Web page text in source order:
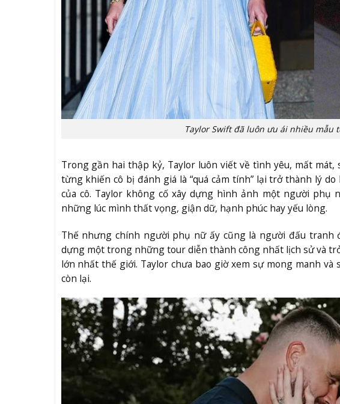
Taylor Swift đã luôn ưu ái nhiều mẫu
Trong gần hai thập kỷ, Taylor luôn viết về tình yêu, mất
từng khiến cô bị đánh giá là “quá cảm tính” lại trở thành lý
của cô. Taylor không cố xây dựng hình ảnh một người
những lúc mình thất vọng, giận dữ, hạnh phúc hay yếu lòng.
Thế nhưng chính người phụ nữ ấy cũng là người đấu tranh
dựng một trong những tour diễn thành công nhất lịch sử và
lớn nhất thế giới. Taylor chưa bao giờ xem sự mong manh
còn lại.